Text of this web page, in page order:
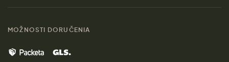
Kontakt
Značky
Ženy
Muži
MOŽNOSTI DORUČENIA